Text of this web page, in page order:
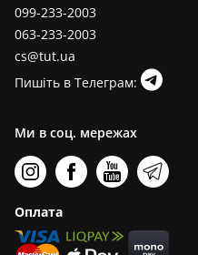
099-233-2003
063-233-2003
cs@tut.ua
Пишіть в Телеграм:
Ми в соц. мережах
Оплата